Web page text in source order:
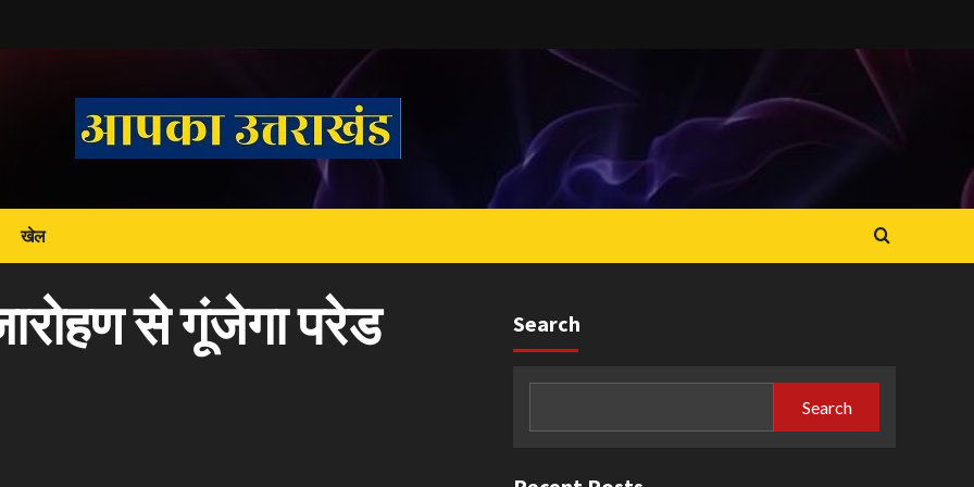
खेल
से गूंजेगा परेड
Search
Search